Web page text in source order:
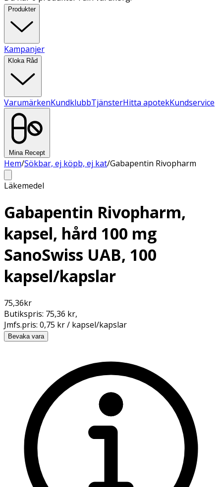
Produkter
Kampanjer
Kloka Råd
VarumärkenKundklubbTjänsterHitta apotekKundservice
Mina Recept
Hem/Sökbar, ej köpb, ej kat/Gabapentin Rivopharm
Läkemedel
Gabapentin Rivopharm,
kapsel, hård 100 mg
SanoSwiss UAB, 100
kapsel/kapslar
75,36kr
Butikspris: 75,36 kr,
Jmfs.pris: 0,75 kr / kapsel/kapslar
Bevaka vara